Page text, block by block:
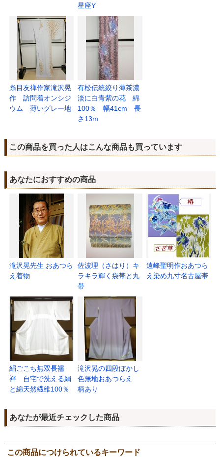
星座Y
糸目友禅作家滝沢晃
作 訪問着オンシジ
ウム 薄いグレー地
有松伝統絞り薄茶濃
淡に白青紫の花 綿
100％ 幅41cm 長
さ13m
この商品を買った人はこんな商品も買っています
あなたにおすすめの商品
滝沢晃先生 おあつら
え着物
佐波理（さはり）キ
ラキラ輝く袋帯と丸
帯
遠峰聖明作おあつら
え染め九寸名古屋帯
絹ごこち無双長襦
袢 自宅で洗える絹
と綿天然繊維100％
滝沢晃の四段ぼかし
色無地おあつらえ
柄あり
あなたが最近チェックした商品
この商品につけられているキーワード